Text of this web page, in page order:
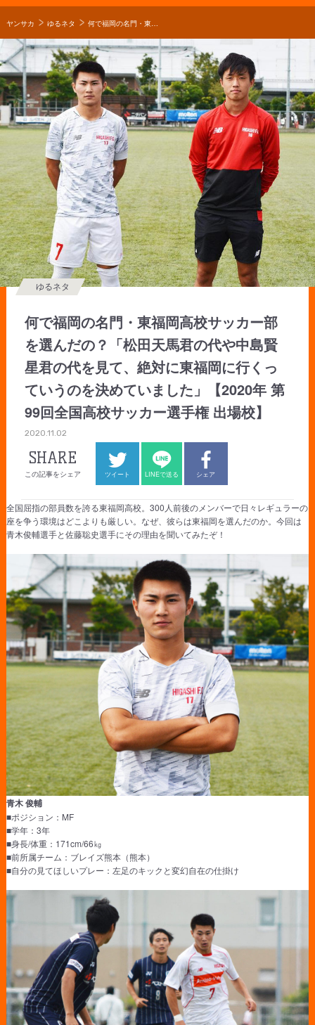
ヤンサカ ゆるネタ 何で福岡の名門・東福岡高校サッカー部を選んだの？「松田天馬君の代や中島賢星君の代を見て、絶対に東福岡に行くっていうのを決めていました」【2020年 第99回全国高校サッカー選手権 出場校】
何で福岡の名門・東福岡高校サッカー部
を選んだの？「松田天馬君の代や中島賢
星君の代を見て、絶対に東福岡に行くっ
ていうのを決めていました」【2020年 第
99回全国高校サッカー選手権 出場校】
ゆるネタ
2020.11.02
SHARE
この記事をシェア ツイート LINEで送る シェア
全国屈指の部員数を誇る東福岡高校。300人前後のメンバーで日々レギュラーの
座を争う環境はどこよりも厳しい。なぜ、彼らは東福岡を選んだのか。今回は
青木俊輔選手と佐藤聡史選手にその理由を聞いてみたぞ！
青木 俊輔
■ポジション：MF
■学年：3年
■身長/体重：171cm/66㎏
■前所属チーム：ブレイズ熊本（熊本）
■自分の見てほしいプレー：左足のキックと変幻自在の仕掛け